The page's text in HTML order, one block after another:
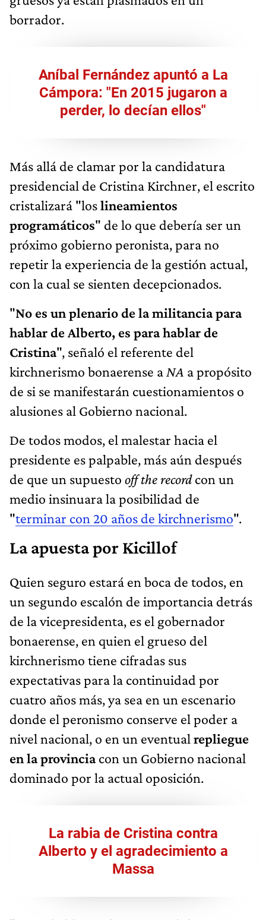
borrador.
Aníbal Fernández apuntó a La
Cámpora: "En 2015 jugaron a
perder, lo decían ellos"
Más allá de clamar por la candidatura
presidencial de Cristina Kirchner, el escrito
cristalizará "loslineamientos
programáticos" de lo que debería ser un
próximo gobierno peronista, para no
repetir la experiencia de la gestión actual,
con la cual se sienten decepcionados.
"No es un plenario de la militancia para
hablar de Alberto, es para hablar de
Cristina", señaló el referente del
kirchnerismo bonaerense a NA a propósito
de si se manifestarán cuestionamientos o
alusiones al Gobierno nacional.
De todos modos, el malestar hacia el
presidente es palpable, más aún después
de que un supuesto off the recordcon un
medio insinuara la posibilidad de
"terminar con 20 años de kirchnerismo".
La apuesta por Kicillof
Quien seguro estará en boca de todos, en
un segundo escalón de importancia detrás
de la vicepresidenta, es el gobernador
bonaerense, en quien el grueso del
kirchnerismo tiene cifradas sus
expectativas para la continuidad por
cuatro años más, ya sea en un escenario
donde el peronismo conserve el poder a
nivel nacional, o en un eventual repliegue
en la provinciacon un Gobierno nacional
dominado por la actual oposición.
La rabia de Cristina contra
Alberto y el agradecimiento a
Massa